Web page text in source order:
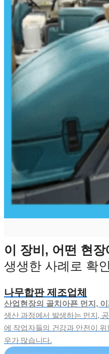
이 장비, 어떤 현
생생한 사례로 확
나무합판 제조업체
산업현장의 골치아픈 먼지,
생산 과정에서 발생하는 먼지,
에 작업자들의 건강과 안전이
우가 많습니다.